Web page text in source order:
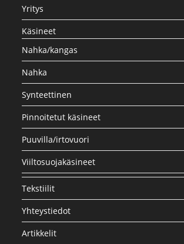
Yritys
Käsineet
Nahka/kangas
Nahka
Synteettinen
Pinnoitetut käsineet
Puuvilla/irtovuori
Viiltosuojakäsineet
Tekstiilit
Yhteystiedot
Artikkelit